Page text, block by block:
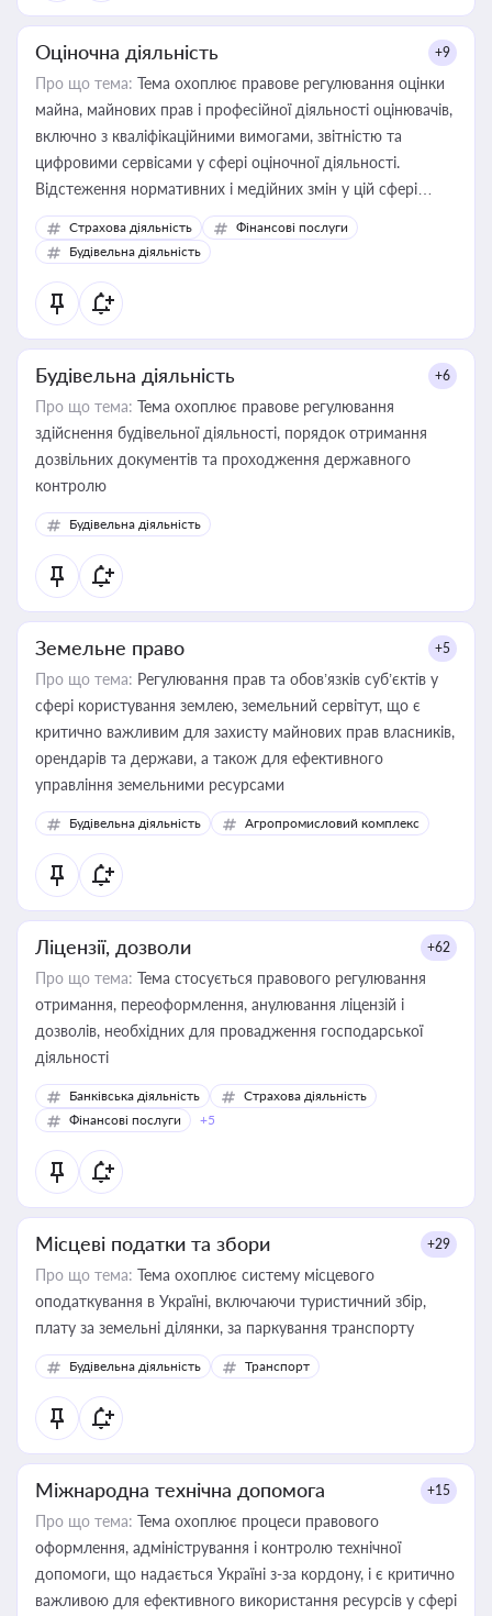
Оціночна діяльність +9
Про що тема: Тема охоплює правове регулювання оцінки
майна, майнових прав і професійної діяльності оцінювачів,
включно з кваліфікаційними вимогами, звітністю та
цифровими сервісами у сфері оціночної діяльності.
Відстеження нормативних і медійних змін у цій сфері
корисне для власника бізнесу, керівника, юриста або
бухгалтера під час оподаткування, приватизації, оренди
державного майна, корпоративних угод і перевірки
статусу суб'єктів оціночної діяльності
Страхова діяльність
Фінансові послуги
Будівельна діяльність
Будівельна діяльність +6
Про що тема: Тема охоплює правове регулювання
здійснення будівельної діяльності, порядок отримання
дозвільних документів та проходження державного
контролю
Будівельна діяльність
Земельне право +5
Про що тема: Регулювання прав та обов’язків суб’єктів у
сфері користування землею, земельний сервітут, що є
критично важливим для захисту майнових прав власників,
орендарів та держави, а також для ефективного
управління земельними ресурсами
Будівельна діяльність Агропромисловий комплекс
Ліцензії, дозволи +62
Про що тема: Тема стосується правового регулювання
отримання, переоформлення, анулювання ліцензій і
дозволів, необхідних для провадження господарської
діяльності
Банківська діяльність
Страхова діяльність
Фінансові послуги
+5
Місцеві податки та збори +29
Про що тема: Тема охоплює систему місцевого
оподаткування в Україні, включаючи туристичний збір,
плату за земельні ділянки, за паркування транспорту
Будівельна діяльність Транспорт
Міжнародна технічна допомога +15
Про що тема: Тема охоплює процеси правового
оформлення, адміністрування і контролю технічної
допомоги, що надається Україні з-за кордону, і є критично
важливою для ефективного використання ресурсів у сфері